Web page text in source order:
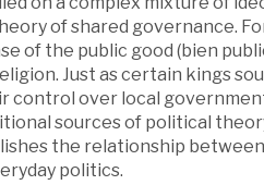
of shared governance.
of the public good (bien
Just as certain kings
over local
sources of political
the relationship
politics.